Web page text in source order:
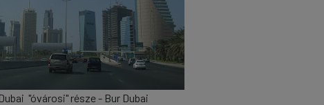
Dubai "óvárosi" része - Bur Dubai